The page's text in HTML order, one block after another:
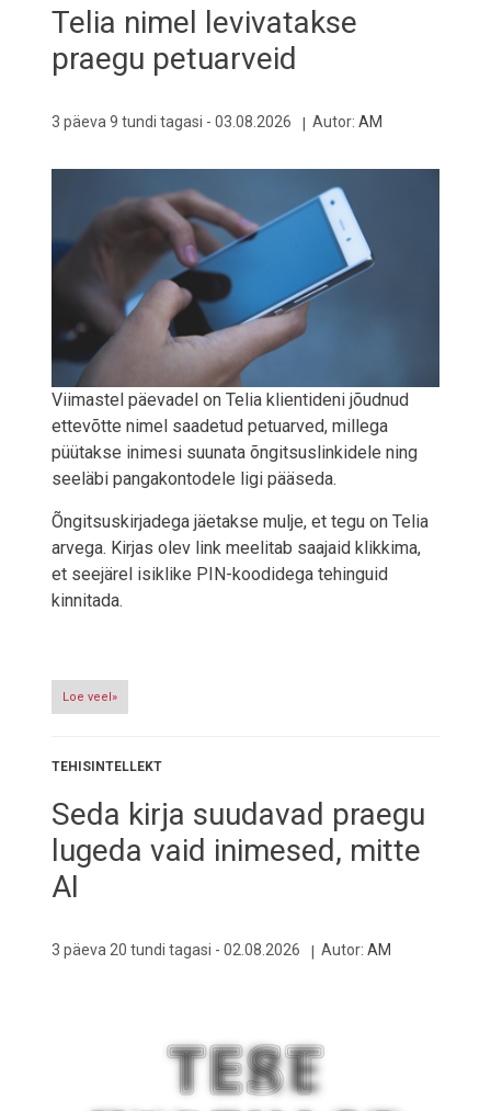
Telia nimel levivatakse
praegu petuarveid
3 päeva 9 tundi tagasi - 03.08.2026 Autor: AM
Viimastel päevadel on Telia klientideni jõudnud
ettevõtte nimel saadetud petuarved, millega
püütakse inimesi suunata õngitsuslinkidele ning
seeläbi pangakontodele ligi pääseda.
Õngitsuskirjadega jäetakse mulje, et tegu on Telia
arvega. Kirjas olev link meelitab saajaid klikkima,
et seejärel isiklike PIN-koodidega tehinguid
kinnitada.
Loe veel»
TEHISINTELLEKT
Seda kirja suudavad praegu
lugeda vaid inimesed, mitte
AI
3 päeva 20 tundi tagasi - 02.08.2026 Autor: AM